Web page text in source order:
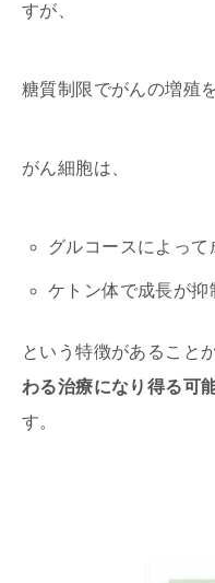
すが、
糖質制限でがんの増殖
がん細胞は、
グルコースによって
ケトン体で成長が抑
という特徴があること
わる治療になり得る可
す。